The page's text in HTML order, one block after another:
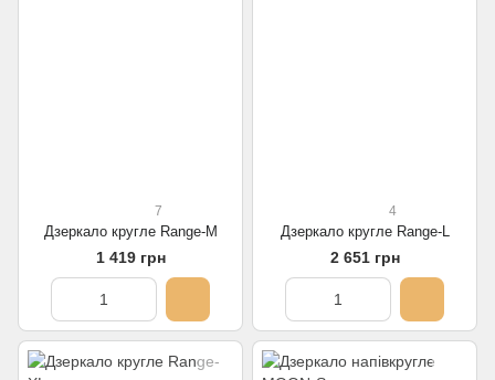
7
Дзеркало кругле Range-M
1 419 грн
4
Дзеркало кругле Range-L
2 651 грн